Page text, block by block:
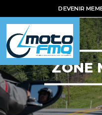
DEVENIR
ZONE